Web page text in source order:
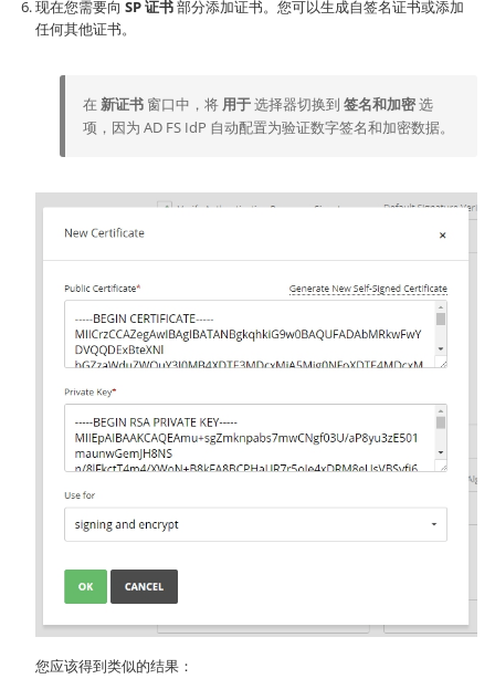
现在您需要向 SP 证书部分添加证书。您可以生成自签名证书或添加
任何其他证书。
在 新证书 窗口中，将 用于选择器切换到 签名和加密选
项，因为 AD FS IdP 自动配置为验证数字签名和加密数据。
您应该得到类似的结果：